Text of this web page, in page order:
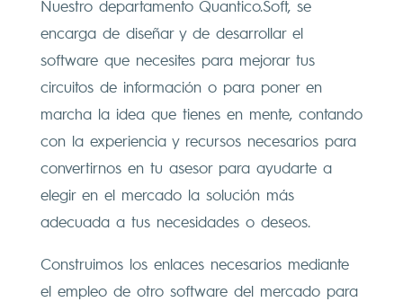
Nuestro departamento Quantico.Soft, se
encarga de diseñar y de desarrollar el
software que necesites para mejorar tus
circuitos de información o para poner en
marcha la idea que tienes en mente, contando
con la experiencia y recursos necesarios para
convertirnos en tu asesor para ayudarte a
elegir en el mercado la solución más
adecuada a tus necesidades o deseos.
Construimos los enlaces necesarios mediante
el empleo de otro software del mercado para